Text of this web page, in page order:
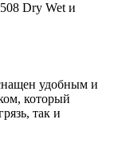
Dry Wet и
удобным и
который
так и